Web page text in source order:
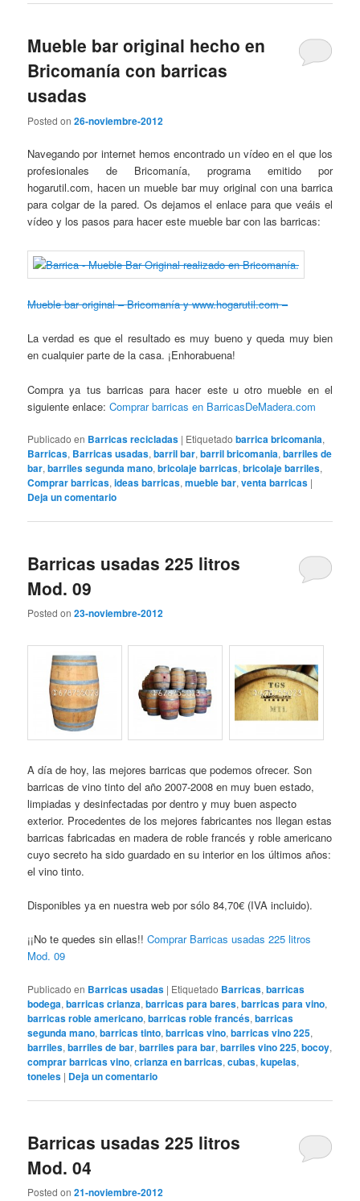
Mueble bar original hecho en
Bricomanía con barricas
usadas
Posted on26-noviembre-2012
Navegando por internet hemos encontrado un vídeo en el que los
profesionales de Bricomanía, programa emitido por
hogarutil.com, hacen un mueble bar muy original con una barrica
para colgar de la pared. Os dejamos el enlace para que veáis el
vídeo y los pasos para hacer este mueble bar con las barricas:
Mueble bar original – Bricomanía y www.hogarutil.com –
La verdad es que el resultado es muy bueno y queda muy bien
en cualquier parte de la casa. ¡Enhorabuena!
Compra ya tus barricas para hacer este u otro mueble en el
siguiente enlace:Comprar barricas en BarricasDeMadera.com
Publicado en Barricas recicladas | Etiquetado barrica bricomania,
Barricas, Barricas usadas,barril bar,barril bricomania,barriles de
bar,barriles segunda mano,bricolaje barricas,bricolaje barriles,
Comprar barricas,ideas barricas,mueble bar,venta barricas |
Deja un comentario
Barricas usadas 225 litros
Mod. 09
Posted on23-noviembre-2012
A día de hoy, las mejores barricas que podemos ofrecer. Son
barricas de vino tinto del año 2007-2008 en muy buen estado,
limpiadas y desinfectadas por dentro y muy buen aspecto
exterior. Procedentes de los mejores fabricantes nos llegan estas
barricas fabricadas en madera de roble francés y roble americano
cuyo secreto ha sido guardado en su interior en los últimos años:
el vino tinto.
Disponibles ya en nuestra web por sólo 84,70€ (IVA incluido).
¡¡No te quedes sin ellas!!Comprar Barricas usadas 225 litros
Mod. 09
Publicado en Barricas usadas | Etiquetado Barricas,barricas
bodega,barricas crianza,barricas para bares,barricas para vino,
barricas roble americano,barricas roble francés,barricas
segunda mano,barricas tinto,barricas vino,barricas vino 225,
barriles,barriles de bar,barriles para bar,barriles vino 225,bocoy,
comprar barricas vino,crianza en barricas,cubas,kupelas,
toneles | Deja un comentario
Barricas usadas 225 litros
Mod. 04
Posted on21-noviembre-2012